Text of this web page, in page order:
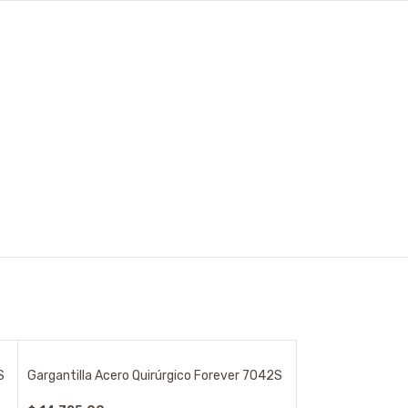
Gargantilla Acero Quirúrgico Forever 7042S